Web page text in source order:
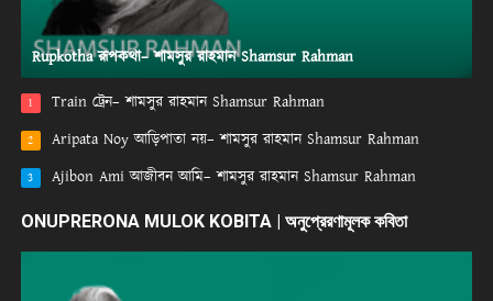
Rupkotha রূপকথা– শামসুর রাহমান Shamsur Rahman
1 Train ট্রেন– শামসুর রাহমান Shamsur Rahman
2 Aripata Noy আড়িপাতা নয়– শামসুর রাহমান Shamsur Rahman
3 Ajibon Ami আজীবন আমি– শামসুর রাহমান Shamsur Rahman
ONUPRERONA MULOK KOBITA | অনুপ্রেরণামূলক কবিতা